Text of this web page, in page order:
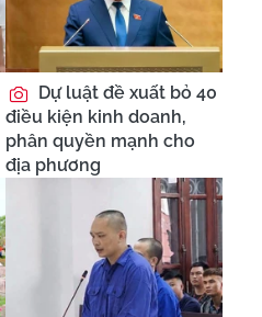
Dự luật đề xuất bỏ 40
điều kiện kinh doanh,
phân quyền mạnh cho
địa phương